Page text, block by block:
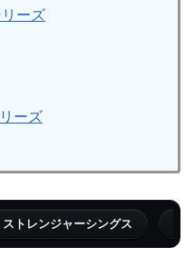
ーズ
ーズ
ストレンジャーシングス